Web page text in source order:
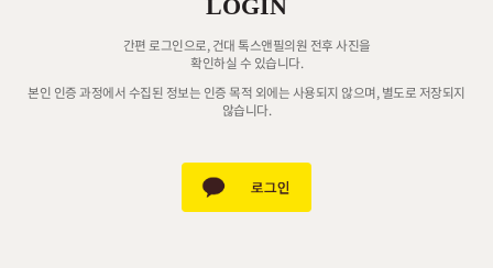
LOGIN
간편 로그인으로, 건대 톡스앤필의원 전후 사진을
확인하실 수 있습니다.
본인 인증 과정에서 수집된 정보는 인증 목적 외에는 사용되지 않으며, 별도로 저장되지
않습니다.